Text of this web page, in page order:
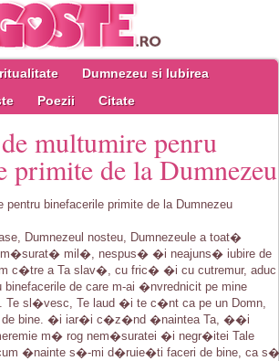
Dumnezeu si Iubirea
Poezii Citate
multumire penru
primite de la Dumnezeu
pentru binefacerile primite de la Dumnezeu
Dumnezeul nosteu, Dumnezeule a toat�
mil�, nespus� �i neajuns� iubire de
c�tre a Ta slav�, cu fric� �i cu cutremur, aduc
de care m-ai �nvrednicit pe mine
Te sl�vesc, Te laud �i te c�nt ca pe un Domn,
bine. �i iar�i c�z�nd �naintea Ta, ��i
m� rog nem�suratei �i negr�itei Tale
�nainte s�-mi d�ruie�ti faceri de bine, ca s�